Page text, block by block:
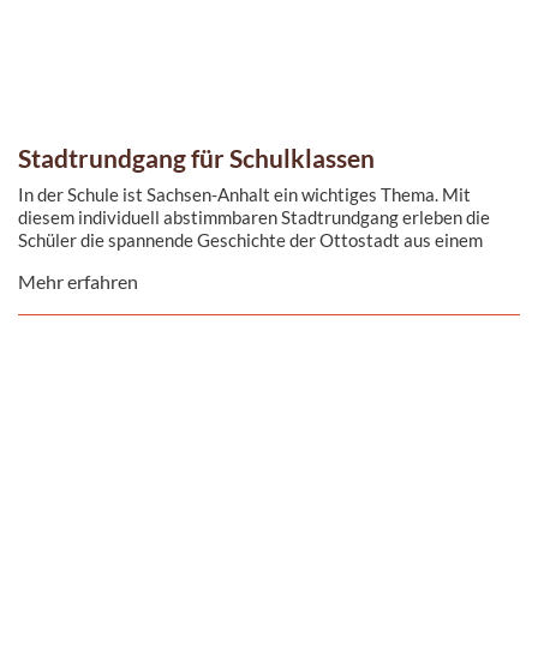
Stadtrundgang für Schulklassen
In der Schule ist Sachsen-Anhalt ein wichtiges Thema. Mit
diesem individuell abstimmbaren Stadtrundgang erleben die
Schüler die spannende Geschichte der Ottostadt aus einem
Mehr erfahren